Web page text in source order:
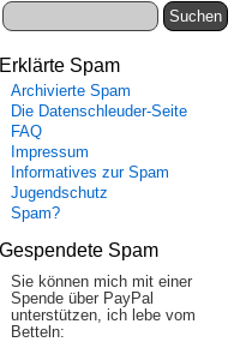
Erklärte Spam
Archivierte Spam
Die Datenschleuder-Seite
FAQ
Impressum
Informatives zur Spam
Jugendschutz
Spam?
Gespendete Spam
Sie können mich mit einer
Spende über PayPal
unterstützen, ich lebe vom
Betteln: